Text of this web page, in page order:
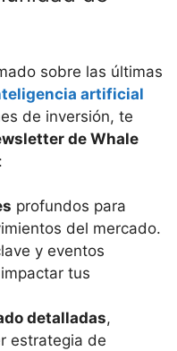
sobre las últimas
artificial
de inversión, te
de Whale
profundos para
del mercado.
y eventos
tus
detalladas,
estrategia de